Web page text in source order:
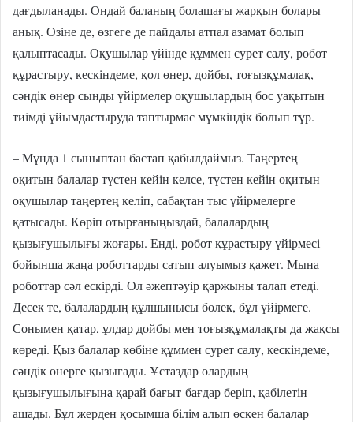
дағдыланады. Ондай баланың болашағы жарқын болары
анық. Өзіне де, өзгеге де пайдалы атпал азамат болып
қалыптасады. Оқушылар үйінде құммен сурет салу, робот
құрастыру, кескіндеме, қол өнер, дойбы, тоғызқұмалақ,
сәндік өнер сынды үйірмелер оқушылардың бос уақытын
тиімді ұйымдастыруда таптырмас мүмкіндік болып тұр.
– Мұнда 1 сыныптан бастап қабылдаймыз. Таңертең
оқитын балалар түстен кейін келсе, түстен кейін оқитын
оқушылар таңертең келіп, сабақтан тыс үйірмелерге
қатысады. Көріп отырғаныңыздай, балалардың
қызығушылығы жоғары. Енді, робот құрастыру үйірмесі
бойынша жаңа роботтарды сатып алуымыз қажет. Мына
роботтар сәл ескірді. Ол әжептәуір қаржыны талап етеді.
Десек те, балалардың құлшынысы бөлек, бұл үйірмеге.
Сонымен қатар, ұлдар дойбы мен тоғызқұмалақты да жақсы
көреді. Қыз балалар көбіне құммен сурет салу, кескіндеме,
сәндік өнерге қызығады. Ұстаздар олардың
қызығушылығына қарай бағыт-бағдар беріп, қабілетін
ашады. Бұл жерден қосымша білім алып өскен балалар